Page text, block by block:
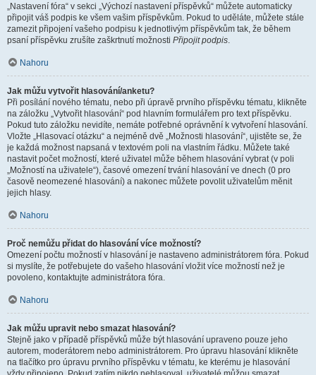
„Nastavení fóra“ v sekci „Výchozí nastavení příspěvků“ můžete automaticky
připojit váš podpis ke všem vašim příspěvkům. Pokud to uděláte, můžete stále
zamezit připojení vašeho podpisu k jednotlivým příspěvkům tak, že během
psaní příspěvku zrušíte zaškrtnutí možnosti Připojit podpis.
Nahoru
Jak můžu vytvořit hlasování/anketu?
Při posílání nového tématu, nebo při úpravě prvního příspěvku tématu, klikněte
na záložku „Vytvořit hlasování“ pod hlavním formulářem pro text příspěvku.
Pokud tuto záložku nevidíte, nemáte potřebné oprávnění k vytvoření hlasování.
Vložte „Hlasovací otázku“ a nejméně dvě „Možnosti hlasování“, ujistěte se, že
je každá možnost napsaná v textovém poli na vlastním řádku. Můžete také
nastavit počet možností, které uživatel může během hlasování vybrat (v poli
„Možností na uživatele“), časové omezení trvání hlasování ve dnech (0 pro
časově neomezené hlasování) a nakonec můžete povolit uživatelům měnit
jejich hlasy.
Nahoru
Proč nemůžu přidat do hlasování více možností?
Omezení počtu možností v hlasování je nastaveno administrátorem fóra. Pokud
si myslíte, že potřebujete do vašeho hlasování vložit více možností než je
povoleno, kontaktujte administrátora fóra.
Nahoru
Jak můžu upravit nebo smazat hlasování?
Stejně jako v případě příspěvků může být hlasování upraveno pouze jeho
autorem, moderátorem nebo administrátorem. Pro úpravu hlasování klikněte
na tlačítko pro úpravu prvního příspěvku v tématu, ke kterému je hlasování